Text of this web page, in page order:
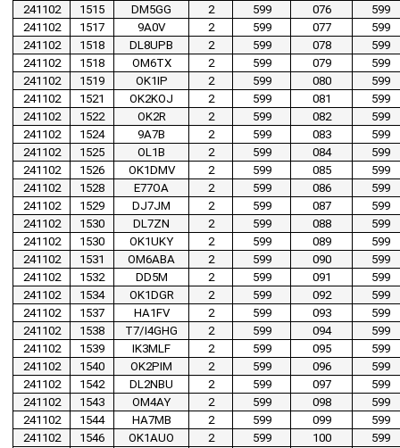
241102
1515 DM5GG 2 599 076
599
241102
1517 9A0V 2 599 077
599
241102
1518 DL8UPB 2 599 078
599
241102
1518 OM6TX 2 599 079
599
241102
1519 OK1IP 2 599 080
599
241102
1521 OK2KOJ 2 599 081
599
241102
1522 OK2R 2 599 082
599
241102
1524 9A7B 2 599 083
599
241102
1525 OL1B 2 599 084
599
241102
1526 OK1DMV 2 599 085
599
241102
1528 E77OA 2 599 086
599
241102
1529 DJ7JM 2 599 087
599
241102
1530 DL7ZN 2 599 088
599
241102
1530 OK1UKY 2 599 089
599
241102
1531 OM6ABA 2 599 090
599
241102
1532 DD5M 2 599 091
599
241102
1534 OK1DGR 2 599 092
599
241102
1537 HA1FV 2 599 093
599
241102
1538 T7/I4GHG 2 599 094
599
241102
1539 IK3MLF 2 599 095
599
241102
1540 OK2PIM 2 599 096
599
241102
1542 DL2NBU 2 599 097
599
241102
1543 OM4AY 2 599 098
599
241102
1544 HA7MB 2 599 099
599
241102
1546 OK1AUO 2 599 100
599